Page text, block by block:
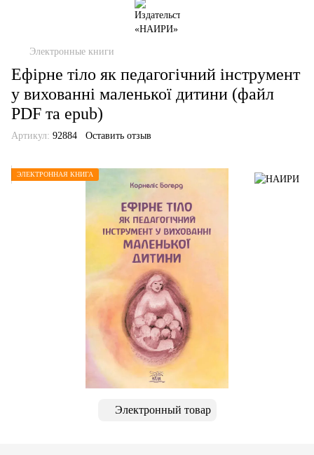
Электронные книги
Ефірне тіло як педагогічний інструмент
у вихованні маленької дитини (файл
PDF та epub)
Артикул: 92884 Оставить отзыв
ЭЛЕКТРОННАЯ КНИГА
Электронный товар